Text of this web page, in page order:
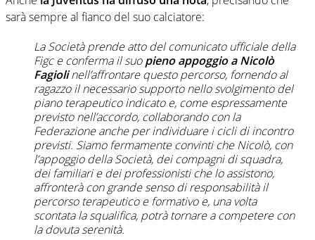
sarà sempre al fianco del suo calciatore:
La Società prende atto del comunicato ufficiale della
Figc e conferma il suopieno appoggio a Nicolò
Fagiolinell’affrontare questo percorso, fornendo al
ragazzo il necessario supporto nello svolgimento del
piano terapeutico indicato e, come espressamente
previsto nell’accordo, collaborando con la
Federazione anche per individuare i cicli di incontro
previsti. Siamo fermamente convinti che Nicolò, con
l’appoggio della Società, dei compagni di squadra,
dei familiari e dei professionisti che lo assistono,
affronterà con grande senso di responsabilità il
percorso terapeutico e formativo e, una volta
scontata la squalifica, potrà tornare a competere con
la dovuta serenità.